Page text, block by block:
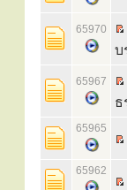
65970
บ
65967
ธ
65965
65962